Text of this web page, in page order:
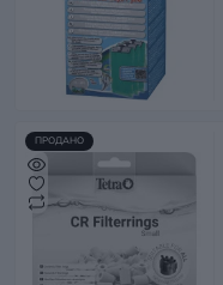
ПРОДАНО